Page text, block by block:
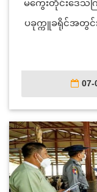
မကွေးတိုင်းဒေသက
ပခုက္ကူခရိုင်အတွင်း
07-